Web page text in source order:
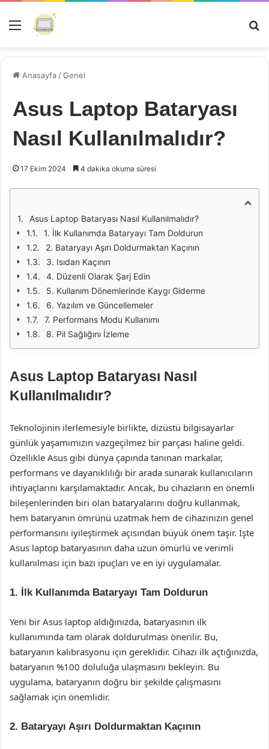
Menü
Anasayfa /Genel
Asus Laptop Bataryası
Nasıl Kullanılmalıdır?
17 Ekim 2024 4 dakika okuma süresi
Asus Laptop Bataryası Nasıl Kullanılmalıdır?
1. İlk Kullanımda Bataryayı Tam Doldurun
2. Bataryayı Aşırı Doldurmaktan Kaçının
3. Isıdan Kaçının
4. Düzenli Olarak Şarj Edin
5. Kullanım Dönemlerinde Kaygı Giderme
6. Yazılım ve Güncellemeler
7. Performans Modu Kullanımı
8. Pil Sağlığını İzleme
Asus Laptop Bataryası Nasıl
Kullanılmalıdır?
Teknolojinin ilerlemesiyle birlikte, dizüstü bilgisayarlar
günlük yaşamımızın vazgeçilmez bir parçası haline geldi.
Özellikle Asus gibi dünya çapında tanınan markalar,
performans ve dayanıklılığı bir arada sunarak kullanıcıların
ihtiyaçlarını karşılamaktadır. Ancak, bu cihazların en önemli
bileşenlerinden biri olan bataryalarını doğru kullanmak,
hem bataryanın ömrünü uzatmak hem de cihazınızın genel
performansını iyileştirmek açısından büyük önem taşır. İşte
Asus laptop bataryasının daha uzun ömürlü ve verimli
kullanılması için bazı ipuçları ve en iyi uygulamalar.
1. İlk Kullanımda Bataryayı Tam Doldurun
Yeni bir Asus laptop aldığınızda, bataryasının ilk
kullanımında tam olarak doldurulması önerilir. Bu,
bataryanın kalibrasyonu için gereklidir. Cihazı ilk açtığınızda,
bataryanın %100 doluluğa ulaşmasını bekleyin. Bu
uygulama, bataryanın doğru bir şekilde çalışmasını
sağlamak için önemlidir.
2. Bataryayı Aşırı Doldurmaktan Kaçının